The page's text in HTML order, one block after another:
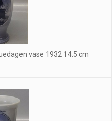
vase 1932 14.5 cm